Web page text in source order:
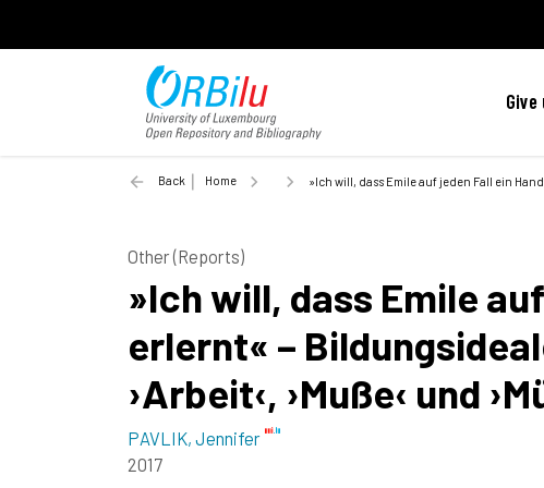
Back Home »Ich will, dass Emile auf jeden Fall ein
Other (Reports)
»Ich will, dass Emile
erlernt« –
›Arbeit‹, ›Muße‹ und
PAVLIK, Jennifer
2017